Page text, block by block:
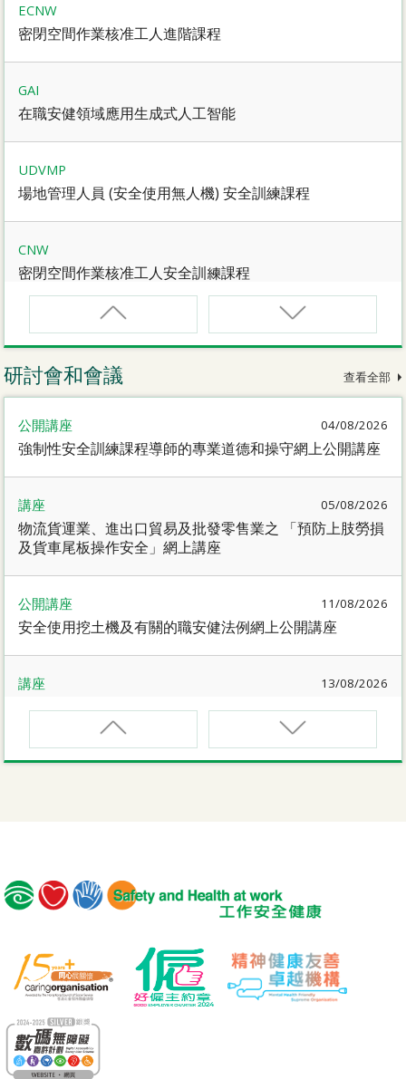
ECNW
密閉空間作業核准工人進階課程
GAI
在職安健領域應用生成式人工智能
UDVMP
場地管理人員 (安全使用無人機) 安全訓練課程
CNW
密閉空間作業核准工人安全訓練課程
CNW(R)
密閉空間作業核准工人安全訓練重新甄審資格課程
動力操作升降工作台督導員課程
密閉空間作業合資格人士安全訓練課程
電動車維修安全課程
MICM
組裝合成建築工程管理人員訓練課程
MICW
組裝合成建築工程工作安全訓練課程
TST
安全使用可伸縮工作台
研討會和會議 查看全部
公開講座 04/08/2026
強制性安全訓練課程導師的專業道德和操守網上公開講座
講座 05/08/2026
物流貨運業、進出口貿易及批發零售業之 「預防上肢勞損
及貨車尾板操作安全」網上講座
公開講座 11/08/2026
安全使用挖土機及有關的職安健法例網上公開講座
講座 13/08/2026
職業健康大奬2026-27網上簡介會暨講座
講座 17/08/2026
危險品的安全規管與危險物質相關規例網上公開講座
【好心情@健康工作間】醫護服務業之「拒絕壓力爆煲：
『七好』減壓法的科學減壓之道」網上講座
講座
【護心計劃/好心情@健康工作間】重拾健康由「戒煙」做